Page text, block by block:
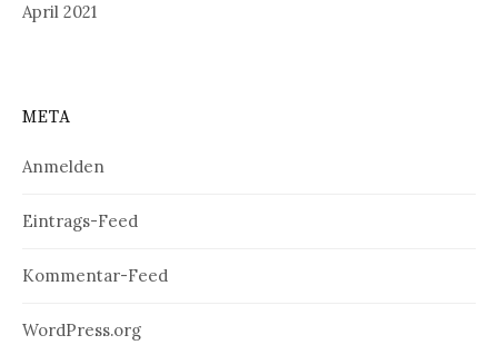
April 2021
META
Anmelden
Eintrags-Feed
Kommentar-Feed
WordPress.org